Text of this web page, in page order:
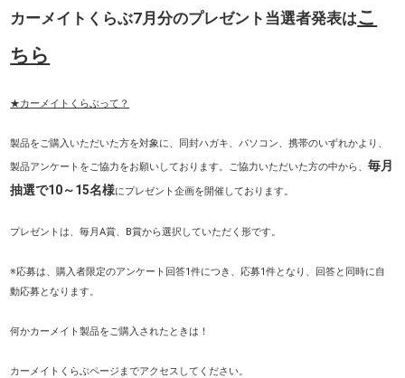
カーメイトくらぶ7月分のプレゼント当選者発表はこ
ちら
★カーメイトくらぶって？
製品をご購入いただいた方を対象に、同封ハガキ、パソコン、携帯のいずれかより、
製品アンケートをご協力をお願いしております。ご協力いただいた方の中から、毎月
抽選で10～15名様にプレゼント企画を開催しております。
プレゼントは、毎月A賞、B賞から選択していただく形です。
※応募は、購入者限定のアンケート回答1件につき、応募1件となり、回答と同時に自
動応募となります。
何かカーメイト製品をご購入されたときは！
カーメイトくらぶページまでアクセスしてください。